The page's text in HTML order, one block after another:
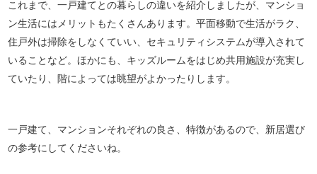
これまで、一戸建てとの暮らしの違いを紹介しましたが、マンショ
ン生活にはメリットもたくさんあります。平面移動で生活がラク、
住戸外は掃除をしなくていい、セキュリティシステムが導入されて
いることなど。ほかにも、キッズルームをはじめ共用施設が充実し
ていたり、階によっては眺望がよかったりします。
一戸建て、マンションそれぞれの良さ、特徴があるので、新居選び
の参考にしてくださいね。